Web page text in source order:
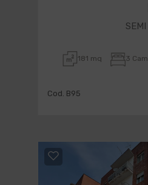
181 mq 3
Cod. B95